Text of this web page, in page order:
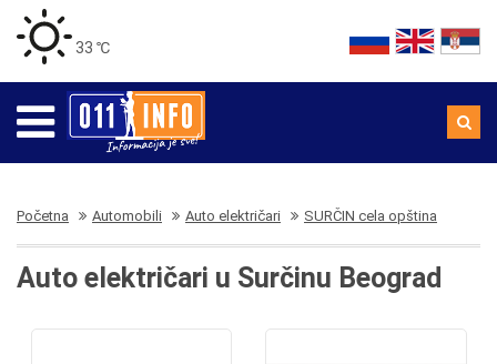
33 ℃
Početna Automobili Auto električari SURČIN cela opština
Auto električari u Surčinu Beograd